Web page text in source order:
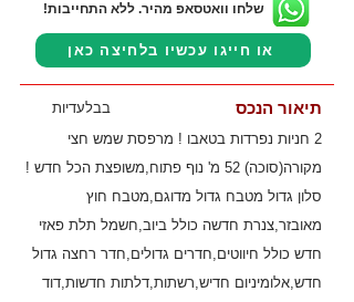
שלחו וואטסאפ מהיר. ללא התחייבות!
או חייגו עכשיו בלחיצה כאן
בבלעדיות תיאור הנכס
2 חניות נפרדות בטאבו ! מרפסת שמש חצי
מקורה(סוכה) 52 מ' נוף פתוח,משופצת הכל חדש !
סלון גדול מטבח גדול מדוגם,מטבח חוץ
מאובזר,צנרת חדשה כולל ביוב,חשמל תלת פאזי
חדש כולל חיווטים,חדרים גדולים,חדר רחצה גדול
חדש,אלומיניום חדיש,רשתות,דלתות חדשות,דוד